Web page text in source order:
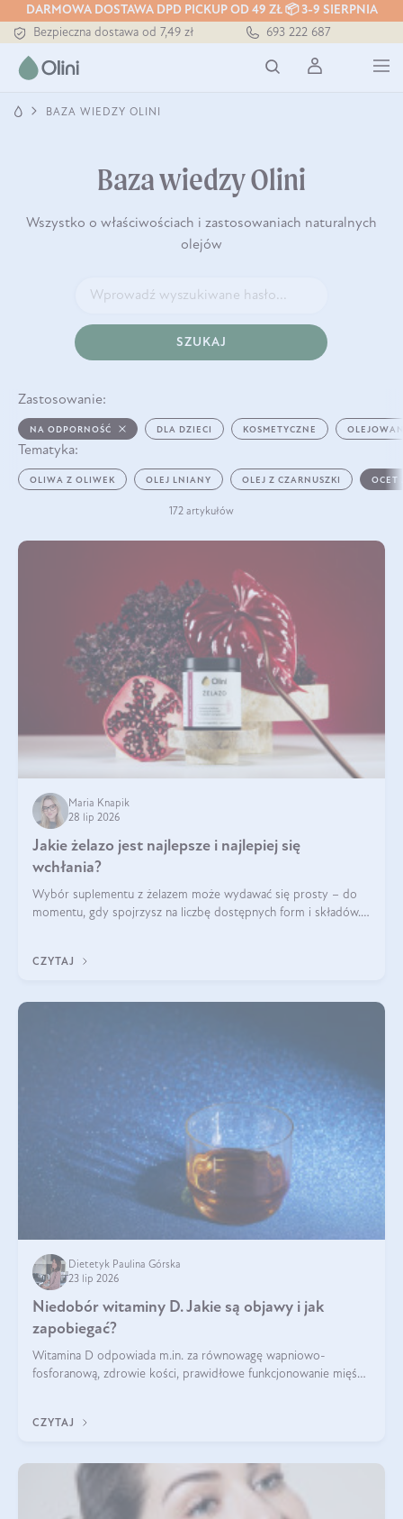
DARMOWA DOSTAWA DPD PICKUP OD 49 ZŁ 📦 3-9 SIERPNIA
Bezpieczna dostawa od 7,49 zł
Darmowa dostawa od 199 zł
Tłoczony zawsze na zimno
693 222 687
BAZA WIEDZY OLINI
Baza wiedzy Olini
Wszystko o właściwościach i zastosowaniach naturalnych
olejów
SZUKAJ
Zastosowanie:
NA ODPORNOŚĆ DLA DZIECI KOSMETYCZNE
Tematyka:
OLIWA Z OLIWEK OLEJ LNIANY OLEJ Z CZARNUSZKI OCET
172 artykułów
Maria Knapik
28 lip 2026
Jakie żelazo jest najlepsze i najlepiej się
wchłania?
Wybór suplementu z żelazem może wydawać się prosty – do
momentu, gdy spojrzysz na liczbę dostępnych form i składów.
zawierać suplement?
CZYTAJ
Dietetyk Paulina Górska
23 lip 2026
Niedobór witaminy D. Jakie są objawy i jak
zapobiegać?
Witamina D odpowiada m.in. za równowagę wapniowo-
fosforanową, zdrowie kości, prawidłowe funkcjonowanie mięśni
problemem.
CZYTAJ